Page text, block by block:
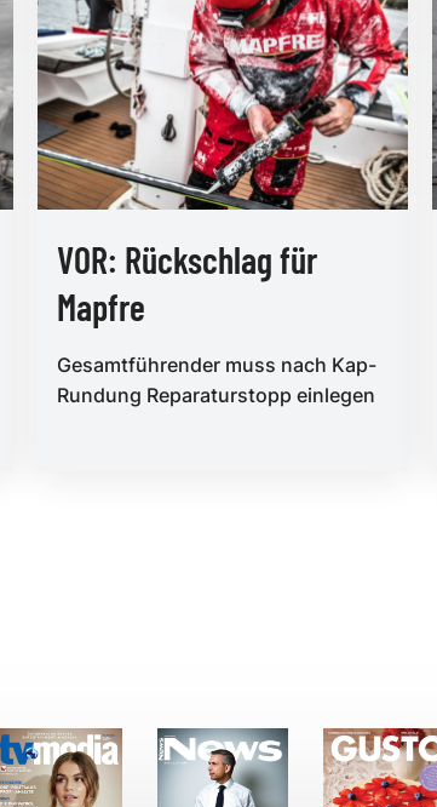
VOR: Rückschlag für
Mapfre
Gesamtführender muss nach Kap-
Rundung Reparaturstopp einlegen